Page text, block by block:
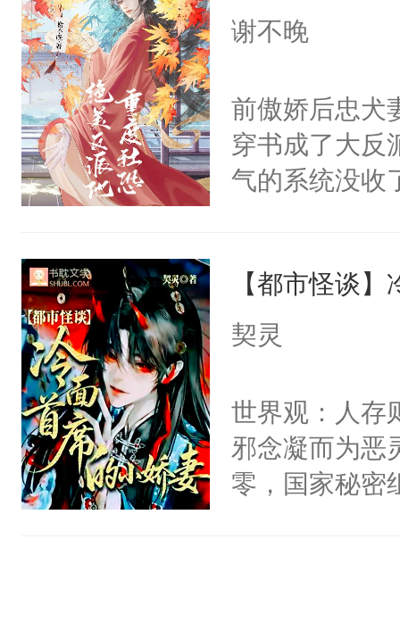
胡说，我没碰
不愧是大佬，
悉，嗷？这不
可以先看仙帝
上了还是无动
间变脸背叛他
的恶事他都对
一个权力滔天
右男主又报
他说：【您
年，存活下
再说一遍。】
谢不晚
前傲娇后忠犬
穿书成了大反
气的系统没收
用见人，因
言神龙见首不
名蛇蛇，跟人
不知道，那小
头，魔尊墨宴
宴：柳折枝
【都市怪谈
契灵
世界观：人存
邪念凝而为恶
零，国家秘密